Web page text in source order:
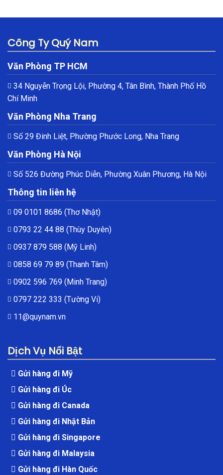
Công Ty Quý Nam
Văn Phòng TP HCM
34 Nguyễn Trọng Lội, Phường 4, Tân Bình, Thành Phố Hồ
Chí Minh
Văn Phòng Nha Trang
Số 29 Đinh Liệt, Phường Phước Long, Nha Trang
Văn Phòng Hà Nội
Số 526 Đường Phúc Diễn, Phường Xuân Phương, Hà Nội
Thông tin liên hệ
09 0101 8686 (Thơ Nhật)
0793 22 44 88 (Thùy Duyên)
0937 879 588 (Mỹ Linh)
0858 69 79 89 (Thanh Tâm)
0902 596 769 (Minh Trang)
0797 222 333 (Tường Vi)
11@quynam.vn
Dịch Vụ Nổi Bật
Gửi hàng đi Mỹ
Gửi hàng đi Úc
Gửi hàng đi Canada
Gửi hàng đi Nhật Bản
Gửi hàng đi Singapore
Gửi hàng đi Malaysia
Gửi hàng đi Hàn Quốc